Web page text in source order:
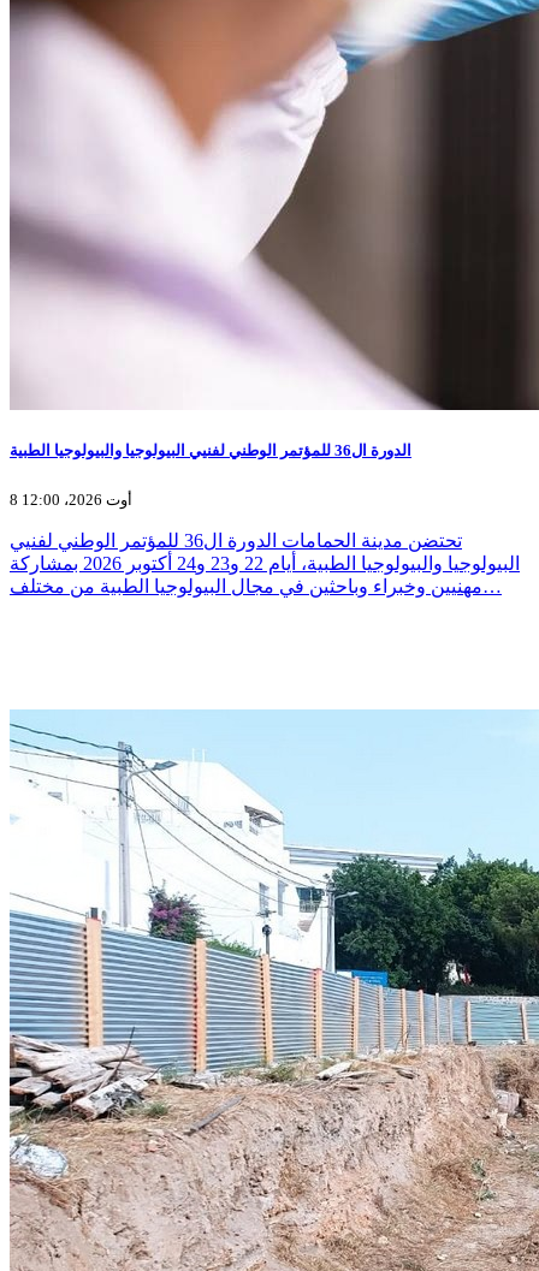
الدورة ال36 للمؤتمر الوطني لفنيي البيولوجيا والبيولوجيا الطبية
8 أوت 2026، 12:00
تحتضن مدينة الحمامات الدورة ال36 للمؤتمر الوطني لفنيي
البيولوجيا والبيولوجيا الطبية، أيام 22 و23 و24 أكتوبر 2026 بمشاركة
مهنيين وخبراء وباحثين في مجال البيولوجيا الطبية من مختلف…